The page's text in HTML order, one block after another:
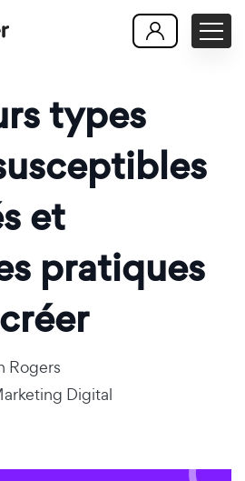
types
et
pratiques
Rogers
Digital